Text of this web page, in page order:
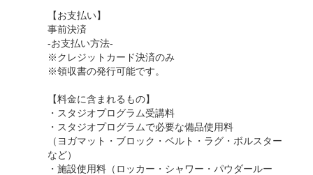
【お支払い】
事前決済
-お支払い方法-
※クレジットカード決済のみ
※領収書の発行可能です。
【料金に含まれるもの】
・スタジオプログラム受講料
・スタジオプログラムで必要な備品使用料
（ヨガマット・ブロック・ベルト・ラグ・ボルスター
など）
・施設使用料（ロッカー・シャワー・パウダールー